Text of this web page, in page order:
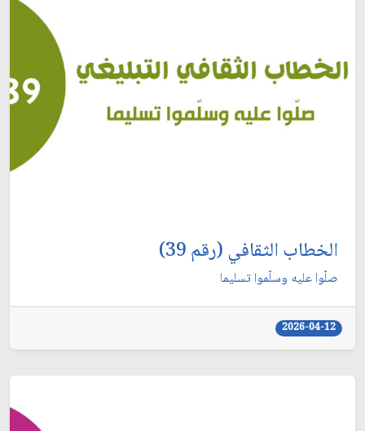
الخطاب الثقافي (رقم 39)
صلّوا عليه وسلّموا تسليما
2026-04-12